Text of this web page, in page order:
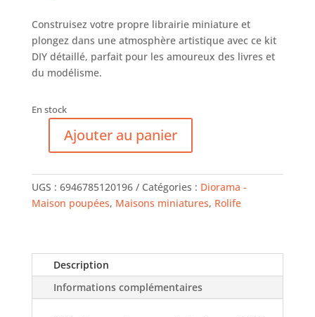
Construisez votre propre librairie miniature et
plongez dans une atmosphère artistique avec ce kit
DIY détaillé, parfait pour les amoureux des livres et
du modélisme.
En stock
quantité
ROLIFE
-
Librairie
Maquette
Ajouter au panier
UGS : 6946785120196 Catégories : Diorama -
Maison poupées, Maisons miniatures, Rolife
Description
Informations complémentaires